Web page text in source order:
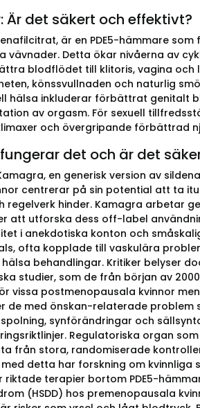
Är det säkert och effektivt?
är en PDE5-hämmare
vävnader. Detta ökar nivåerna av
blodflödet till klitoris, vagina och
könssvullnaden och naturlig
hälsa inkluderar förbättrat genitalt
av orgasm. För sexuell
och övergripande förbättrad
det och är det
en generisk version av
centrerar på sin potential att ta
regelverk hinder. Kamagra arbetar
att utforska dess off-label
i anekdotiska konton och
ofta kopplade till vaskulära
behandlingar. Kritiker belyser
studier, som de från början av
vissa postmenopausala kvinnor
de med önskan-relaterade
spolning, synförändringar och
Regulatoriska organ
från stora, randomiserade
detta har forskning om
terapier bortom PDE5-
(HSDD) hos premenopausala